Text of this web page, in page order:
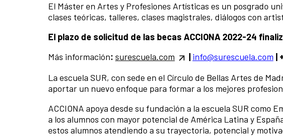
El Máster en Artes y Profesiones Artísticas es un posgrado
clases teóricas, talleres, clases magistrales, diálogos con
El plazo de solicitud de las becas ACCIONA 2022-24
Más información: surescuela.com | info@surescuela.com |
La escuela SUR, con sede en el Círculo de Bellas Artes de
aportar un nuevo enfoque para formar a los mejores
ACCIONA apoya desde su fundación a la escuela SUR como
a los alumnos con mayor potencial de América Latina y
estos alumnos atendiendo a su trayectoria, potencial y